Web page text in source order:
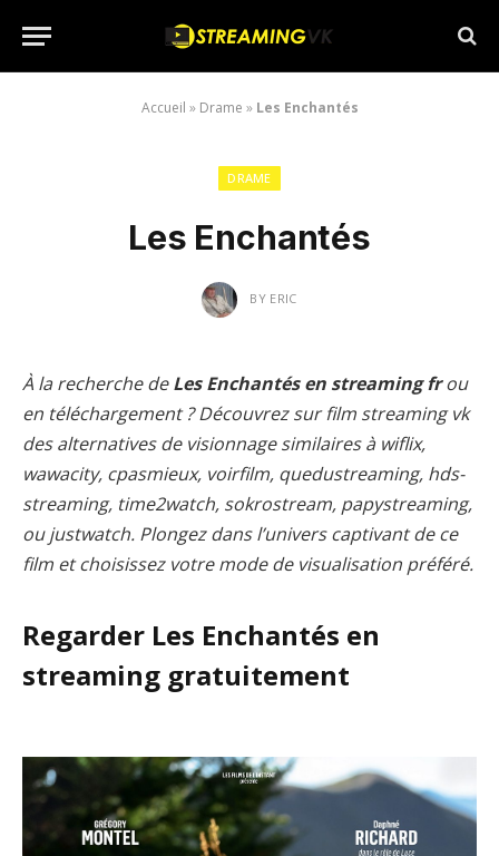
Accueil » Drame » Les Enchantés
DRAME
Les Enchantés
BY ERIC
À la recherche deLes Enchantés en streaming frou
en téléchargement ? Découvrez sur film streaming vk
des alternatives de visionnage similaires à wiflix,
wawacity, cpasmieux, voirfilm, quedustreaming, hds-
streaming, time2watch, sokrostream, papystreaming,
ou justwatch. Plongez dans l’univers captivant de ce
film et choisissez votre mode de visualisation préféré.
Regarder Les Enchantés en
streaming gratuitement